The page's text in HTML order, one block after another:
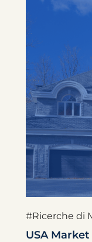
#Ricerche di
USA